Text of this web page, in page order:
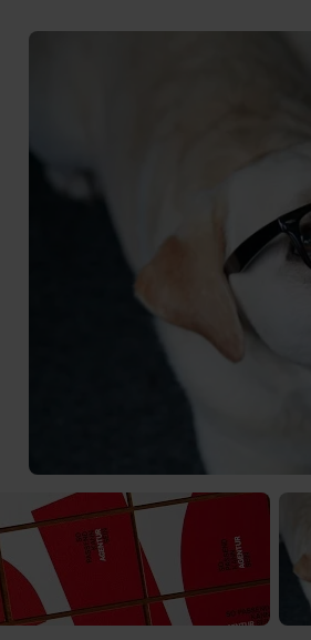
Hier gibt es (eigentlich) was
Das hier ist ein Platzhalter für Video-
Ja, ich erlaube die externen
Ich bin damit einverstanden, dass mir die
an Drittplattformen übermittelt werden. Mehr